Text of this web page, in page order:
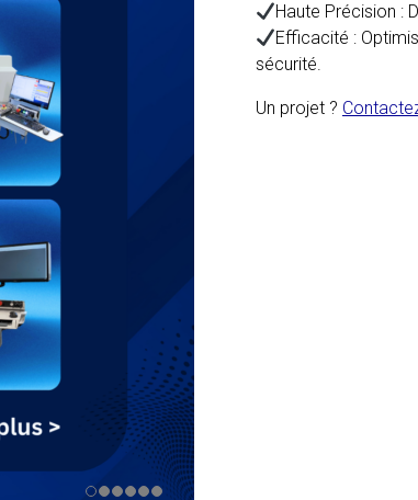
Haute Précision :
Efficacité :
sécurité.
Un projet ?